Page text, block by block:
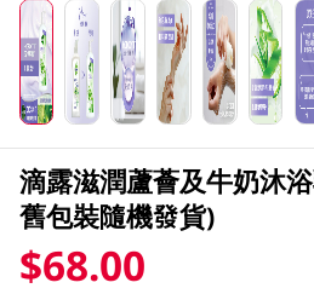
滴露滋潤蘆薈及牛奶沐
舊包裝隨機發貨)
$68.00